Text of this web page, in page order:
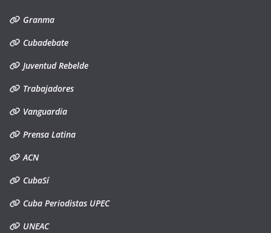
Granma
Cubadebate
Juventud Rebelde
Trabajadores
Vanguardia
Prensa Latina
ACN
CubaSí
Cuba Periodistas UPEC
UNEAC